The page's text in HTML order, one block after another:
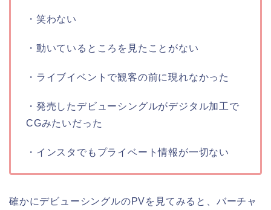
・笑わない
・動いているところを見たことがない
・ライブイベントで観客の前に現れなかった
・発売したデビューシングルがデジタル加工で
CGみたいだった
・インスタでもプライベート情報が一切ない
確かにデビューシングルのPVを見てみると、バーチャ